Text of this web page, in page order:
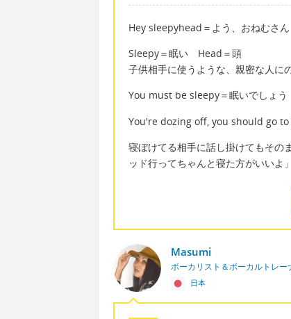
Hey sleepyhead＝よう、おねむさん
Sleepy＝眠い Head＝頭
子供相手に使うような、親密な人に
You must be sleepy＝眠いでしょう
You're dozing off, you should go to
寝ぼけてる相手に話し掛けてもその
ッド行ってちゃんと寝た方がいいよ
Masumi
ボーカリスト＆ボーカルトレ
日本